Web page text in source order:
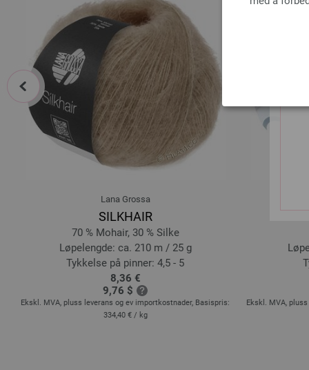
Lana Grossa
SILKHAIR
70 % Mohair, 30 % Silke
Løpelengde: ca. 210 m / 25 g
Tykkelse på pinner: 4,5 - 5
8,36 €
9,76 $
Ekskl. MVA, pluss leverans og ev importkostnader, Basispris:
334,40 € / kg
Ekskl. MVA,
prev